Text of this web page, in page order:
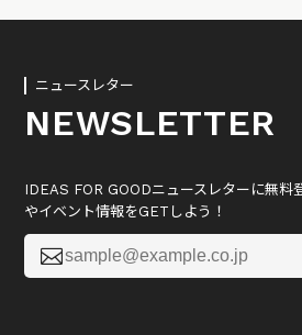
ニュースレター
NEWSLETTER
IDEAS FOR GOODニュースレターに無料
やイベント情報をGETしよう！
